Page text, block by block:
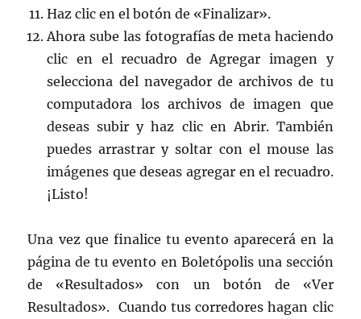
Haz clic en el botón de «Finalizar».
Ahora sube las fotografías de meta haciendo
clic en el recuadro de Agregar imagen y
selecciona del navegador de archivos de tu
computadora los archivos de imagen que
deseas subir y haz clic en Abrir. También
puedes arrastrar y soltar con el mouse las
imágenes que deseas agregar en el recuadro.
¡Listo!
Una vez que finalice tu evento aparecerá en la
página de tu evento en Boletópolis una sección
de «Resultados» con un botón de «Ver
Resultados». Cuando tus corredores hagan clic